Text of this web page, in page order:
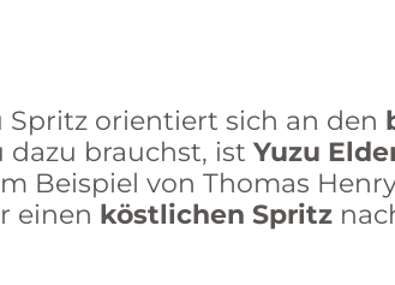
Spritz orientiert sich an den
dazu brauchst, ist Yuzu
Beispiel von Thomas
einen köstlichen Spritz